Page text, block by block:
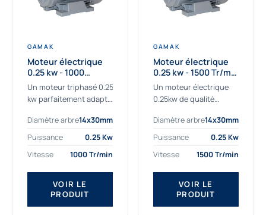
GAMAK
Moteur électrique
0.25 kw - 1000
Tr/min - 230/400V -
IE2
Un moteur triphasé 0.25
kw parfaitement adapté
sévères. Notre
important stock de
permet de livrer
rapidement tous types
de moteurs.
Ce moteur...
Diamètre arbre14x30mm
Puissance
0.25 Kw
Vitesse
1000 Tr/min
VOIR LE
PRODUIT
GAMAK
Moteur électrique
0.25 kw - 1500 Tr/min
- 230/400V - IE2
Un moteur électrique
0.25kw de qualité
professionnels. Notre
gamme de moteurs
sélectionné pour la très
haute...
Diamètre arbre14x30mm
Puissance
0.25 Kw
Vitesse
1500 Tr/min
VOIR LE
PRODUIT